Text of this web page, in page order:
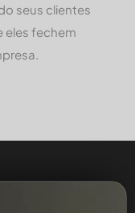
seus clientes
eles fechem